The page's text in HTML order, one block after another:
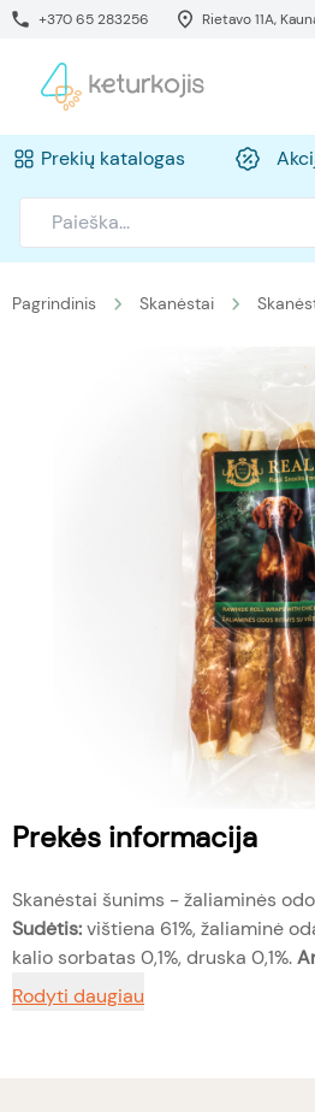
+370 65 283256 Rietavo 11A,
Prekių katalogas
Pagrindinis Skanėstai
Prekės informacija
Skanėstai šunims - žaliaminės
Sudėtis:vištiena 61%, žaliaminė
kalio sorbatas 0,1%, druska 0,1%.
Rodyti daugiau